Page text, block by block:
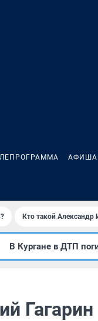
АФИША
Кто такой Александр
В Кургане в ДТП
Гагарин